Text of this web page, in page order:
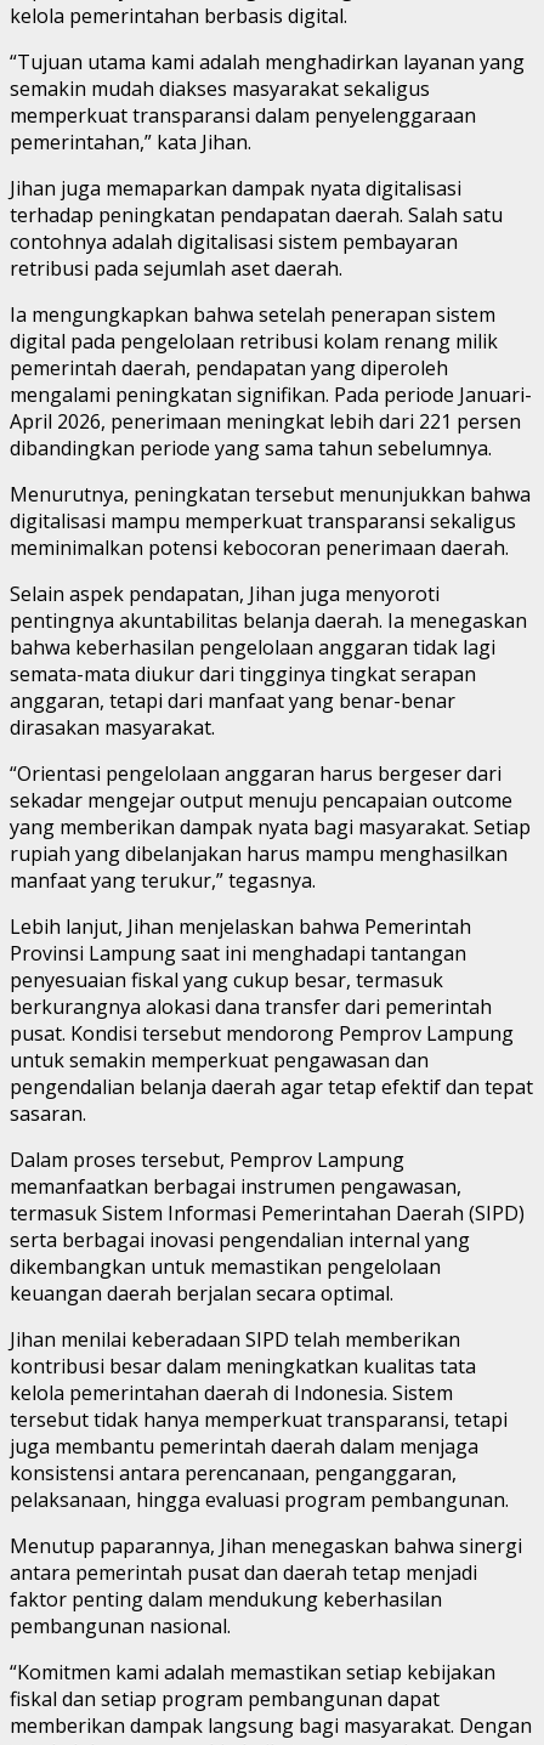
kelola pemerintahan berbasis digital.
“Tujuan utama kami adalah menghadirkan layanan yang
semakin mudah diakses masyarakat sekaligus
memperkuat transparansi dalam penyelenggaraan
pemerintahan,” kata Jihan.
Jihan juga memaparkan dampak nyata digitalisasi
terhadap peningkatan pendapatan daerah. Salah satu
contohnya adalah digitalisasi sistem pembayaran
retribusi pada sejumlah aset daerah.
Ia mengungkapkan bahwa setelah penerapan sistem
digital pada pengelolaan retribusi kolam renang milik
pemerintah daerah, pendapatan yang diperoleh
mengalami peningkatan signifikan. Pada periode Januari-
April 2026, penerimaan meningkat lebih dari 221 persen
dibandingkan periode yang sama tahun sebelumnya.
Menurutnya, peningkatan tersebut menunjukkan bahwa
digitalisasi mampu memperkuat transparansi sekaligus
meminimalkan potensi kebocoran penerimaan daerah.
Selain aspek pendapatan, Jihan juga menyoroti
pentingnya akuntabilitas belanja daerah. Ia menegaskan
bahwa keberhasilan pengelolaan anggaran tidak lagi
semata-mata diukur dari tingginya tingkat serapan
anggaran, tetapi dari manfaat yang benar-benar
dirasakan masyarakat.
“Orientasi pengelolaan anggaran harus bergeser dari
sekadar mengejar output menuju pencapaian outcome
yang memberikan dampak nyata bagi masyarakat. Setiap
rupiah yang dibelanjakan harus mampu menghasilkan
manfaat yang terukur,” tegasnya.
Lebih lanjut, Jihan menjelaskan bahwa Pemerintah
Provinsi Lampung saat ini menghadapi tantangan
penyesuaian fiskal yang cukup besar, termasuk
berkurangnya alokasi dana transfer dari pemerintah
pusat. Kondisi tersebut mendorong Pemprov Lampung
untuk semakin memperkuat pengawasan dan
pengendalian belanja daerah agar tetap efektif dan tepat
sasaran.
Dalam proses tersebut, Pemprov Lampung
memanfaatkan berbagai instrumen pengawasan,
termasuk Sistem Informasi Pemerintahan Daerah (SIPD)
serta berbagai inovasi pengendalian internal yang
dikembangkan untuk memastikan pengelolaan
keuangan daerah berjalan secara optimal.
Jihan menilai keberadaan SIPD telah memberikan
kontribusi besar dalam meningkatkan kualitas tata
kelola pemerintahan daerah di Indonesia. Sistem
tersebut tidak hanya memperkuat transparansi, tetapi
juga membantu pemerintah daerah dalam menjaga
konsistensi antara perencanaan, penganggaran,
pelaksanaan, hingga evaluasi program pembangunan.
Menutup paparannya, Jihan menegaskan bahwa sinergi
antara pemerintah pusat dan daerah tetap menjadi
faktor penting dalam mendukung keberhasilan
pembangunan nasional.
“Komitmen kami adalah memastikan setiap kebijakan
fiskal dan setiap program pembangunan dapat
memberikan dampak langsung bagi masyarakat. Dengan